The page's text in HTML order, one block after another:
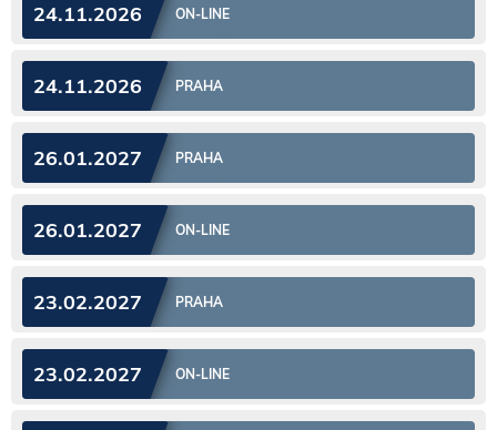
24.11.2026 ON-LINE
24.11.2026 PRAHA
26.01.2027 PRAHA
26.01.2027 ON-LINE
23.02.2027 PRAHA
23.02.2027 ON-LINE